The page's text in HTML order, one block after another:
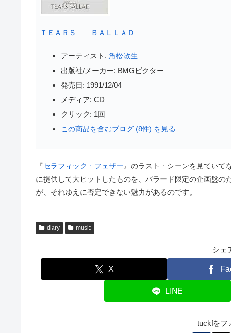
ＴＥＡＲＳ ＢＡＬＬＡＤ
アーティスト: 角松敏生
出版社/メーカー: BMGビクター
発売日: 1991/12/04
メディア: CD
クリック: 1回
この商品を含むブログ (8件) を見る
『セラフィック・フェザー 』のラスト・シーンを見ていて
に提供して大ヒットしたものを、バラード限定の企画盤
が、それゆえに否定できない魅力があるのです。
diary music
シェ
X
LINE
tuckfをフ